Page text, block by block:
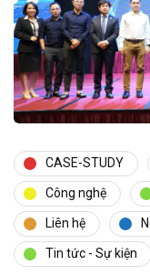
CASE-STUDY
Công nghệ
Liên hệ
Tin tức - Sự kiện